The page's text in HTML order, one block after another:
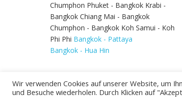
Chumphon Phuket - Bangkok Krabi -
Bangkok Chiang Mai - Bangkok
Chumphon - Bangkok Koh Samui - Koh
Phi Phi Bangkok - Pattaya
Bangkok - Hua Hin
Wir verwenden Cookies auf unserer Website, um
und Besuche wiederholen. Durch Klicken auf